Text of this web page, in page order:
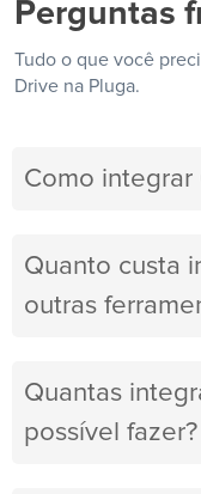
Perguntas
Tudo o que você
Drive na Pluga.
Como integrar
Quanto custa
outras
Quantas
possível fazer?